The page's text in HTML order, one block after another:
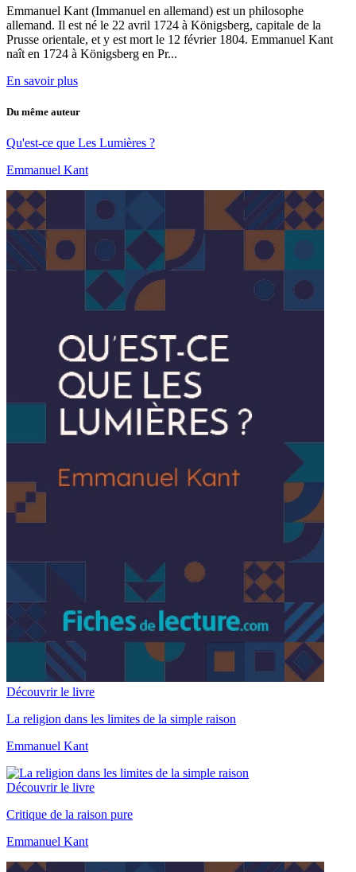
Emmanuel Kant (Immanuel en allemand) est un philosophe
allemand. Il est né le 22 avril 1724 à Königsberg, capitale de la
Prusse orientale, et y est mort le 12 février 1804. Emmanuel Kant
naît en 1724 à Königsberg en Pr...
En savoir plus
Du même auteur
Qu'est-ce que Les Lumières ?
Emmanuel Kant
Découvrir le livre
La religion dans les limites de la simple raison
Emmanuel Kant
Découvrir le livre
Critique de la raison pure
Emmanuel Kant